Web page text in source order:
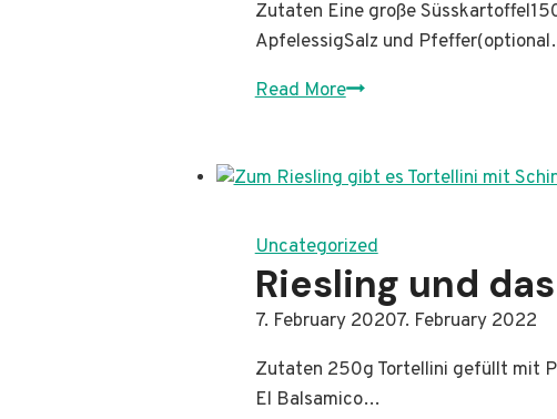
Zutaten Eine große
ApfelessigSalz und
Read MoreRezept
zum
Thurgau
Uncategorized
Riesling und
ByAdministrator
7. February 20207. February 2022
Zutaten 250g Tortellini gefüllt mit
El Balsamico…